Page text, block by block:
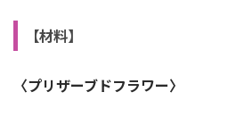
【材料】
〈プリザーブドフラワー〉